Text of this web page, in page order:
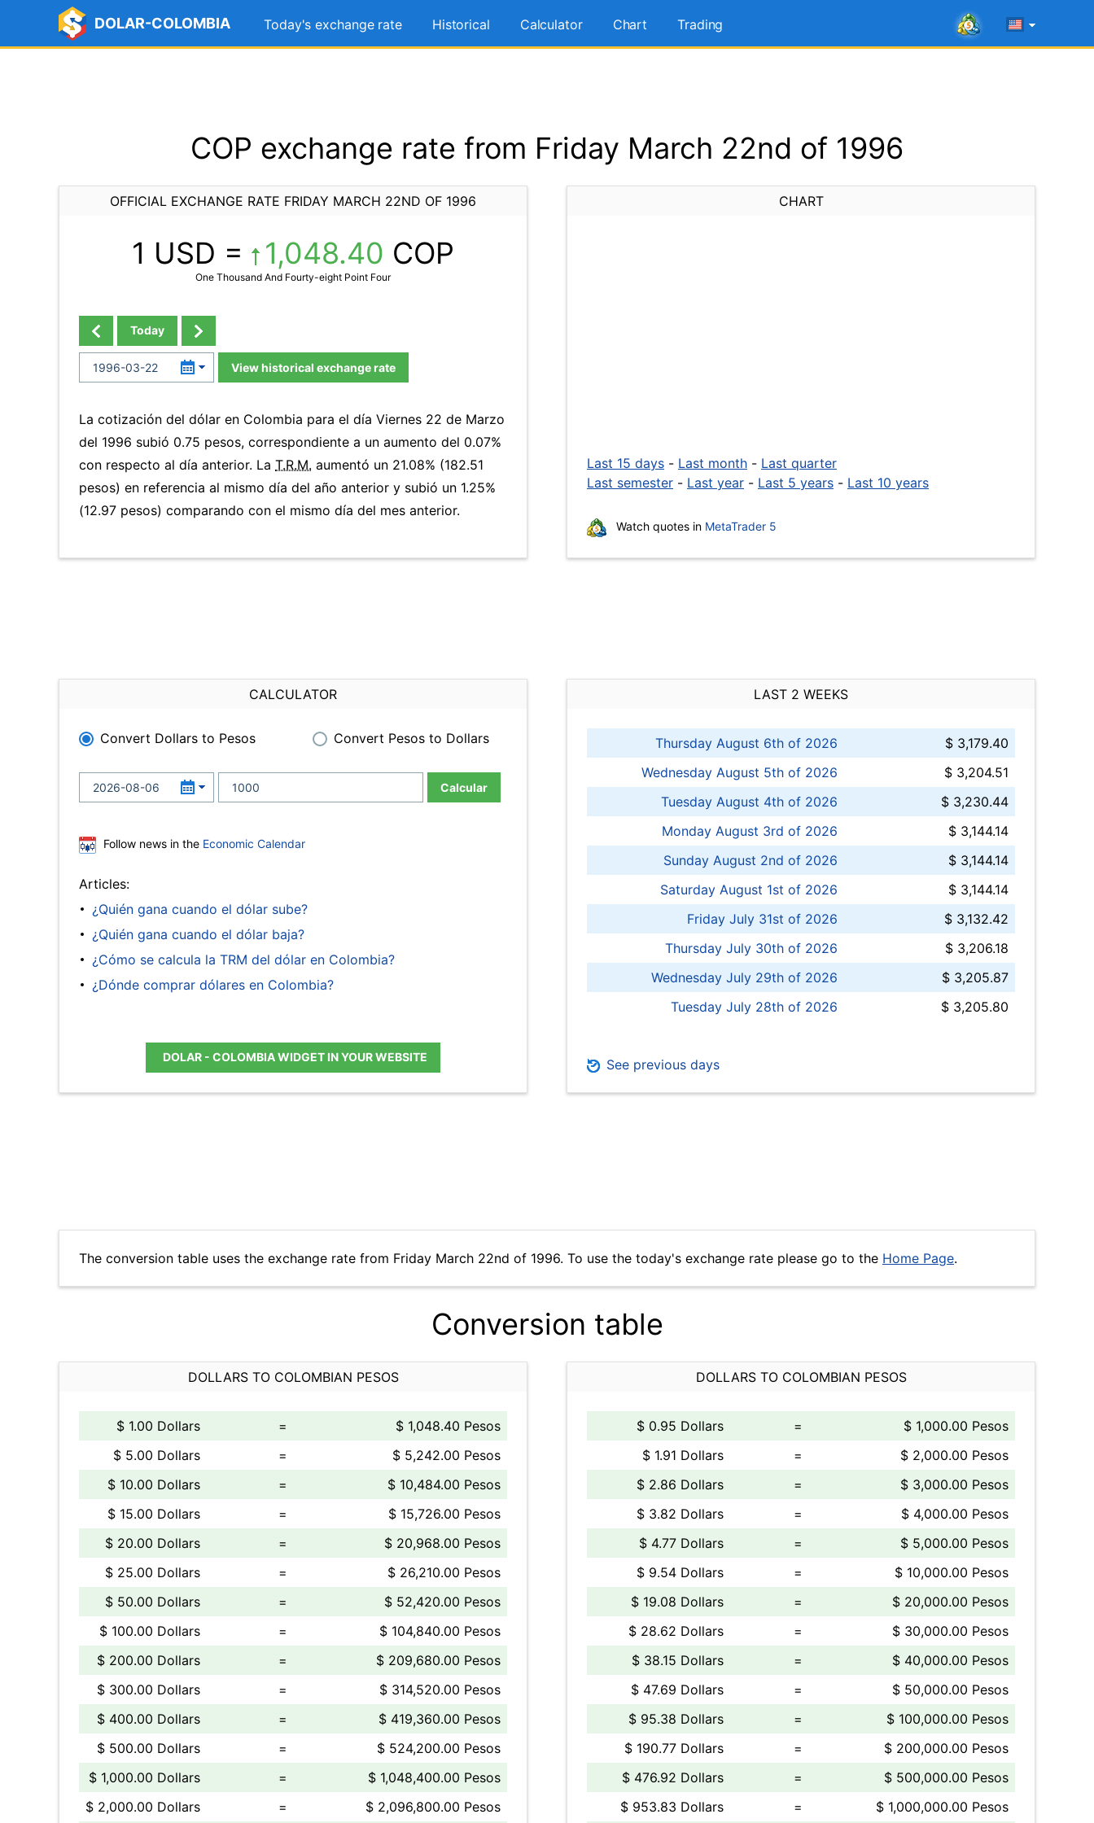
DOLAR-COLOMBIA Today's exchange rate Historical Calculator Chart Trading
COP exchange rate from Friday March 22nd of 1996
OFFICIAL EXCHANGE RATE FRIDAY MARCH 22ND OF 1996
1 USD = 1,048.40 COP
One Thousand And Fourty-eight Point Four
Today
View historical exchange rate
La cotización del dólar en Colombia para el día Viernes 22 de Marzo
del 1996 subió 0.75 pesos, correspondiente a un aumento del 0.07%
con respecto al día anterior. La T.R.M. aumentó un 21.08% (182.51
pesos) en referencia al mismo día del año anterior y subió un 1.25%
(12.97 pesos) comparando con el mismo día del mes anterior.
CHART
Last 15 days - Last month - Last quarter
Last semester - Last year - Last 5 years - Last 10 years
Watch quotes in MetaTrader 5
CALCULATOR
Convert Dollars to Pesos Convert Pesos to Dollars
Calcular
Follow news in the Economic Calendar
Articles:
¿Quién gana cuando el dólar sube?
¿Quién gana cuando el dólar baja?
¿Cómo se calcula la TRM del dólar en Colombia?
¿Dónde comprar dólares en Colombia?
DOLAR - COLOMBIA WIDGET IN YOUR WEBSITE
LAST 2 WEEKS
Thursday August 6th of 2026
$ 3,179.40
Wednesday August 5th of 2026
$ 3,204.51
Tuesday August 4th of 2026
$ 3,230.44
Monday August 3rd of 2026
$ 3,144.14
Sunday August 2nd of 2026
$ 3,144.14
Saturday August 1st of 2026
$ 3,144.14
Friday July 31st of 2026
$ 3,132.42
Thursday July 30th of 2026
$ 3,206.18
Wednesday July 29th of 2026
$ 3,205.87
Tuesday July 28th of 2026
$ 3,205.80
See previous days
The conversion table uses the exchange rate from Friday March 22nd of 1996. To use the today's exchange rate please go to the Home Page.
Conversion table
DOLLARS TO COLOMBIAN PESOS
$ 1.00 Dollars =
$ 1,048.40 Pesos
$ 5.00 Dollars
=
$ 5,242.00 Pesos
$ 10.00 Dollars
=
$ 10,484.00 Pesos
$ 15.00 Dollars
=
$ 15,726.00 Pesos
$ 20.00 Dollars
=
$ 20,968.00 Pesos
$ 25.00 Dollars
=
$ 26,210.00 Pesos
$ 50.00 Dollars
=
$ 52,420.00 Pesos
$ 100.00 Dollars
=
$ 104,840.00 Pesos
$ 200.00 Dollars
=
$ 209,680.00 Pesos
$ 300.00 Dollars
=
$ 314,520.00 Pesos
$ 400.00 Dollars
=
$ 419,360.00 Pesos
$ 500.00 Dollars
=
$ 524,200.00 Pesos
$ 1,000.00 Dollars
=
$ 1,048,400.00 Pesos
$ 2,000.00 Dollars
= $ 2,096,800.00 Pesos
DOLLARS TO COLOMBIAN PESOS
$ 0.95 Dollars =
$ 1,000.00 Pesos
$ 1.91 Dollars
=
$ 2,000.00 Pesos
$ 2.86 Dollars
=
$ 3,000.00 Pesos
$ 3.82 Dollars
=
$ 4,000.00 Pesos
$ 4.77 Dollars
=
$ 5,000.00 Pesos
$ 9.54 Dollars
=
$ 10,000.00 Pesos
$ 19.08 Dollars
=
$ 20,000.00 Pesos
$ 28.62 Dollars
=
$ 30,000.00 Pesos
$ 38.15 Dollars
=
$ 40,000.00 Pesos
$ 47.69 Dollars
=
$ 50,000.00 Pesos
$ 95.38 Dollars
=
$ 100,000.00 Pesos
$ 190.77 Dollars
=
$ 200,000.00 Pesos
$ 476.92 Dollars
=
$ 500,000.00 Pesos
$ 953.83 Dollars
= $ 1,000,000.00 Pesos